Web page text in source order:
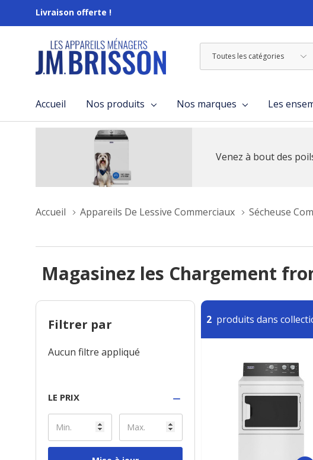
Livraison offerte !
Toutes
les
Rechercher
Accueil Nos produits Nos marques Les
Venez à bout des
Accueil Appareils De Lessive Commerciaux Sécheuse
Magasinez les Chargement
Filtrer par
Aucun filtre appliqué
LE PRIX
2 produits dans